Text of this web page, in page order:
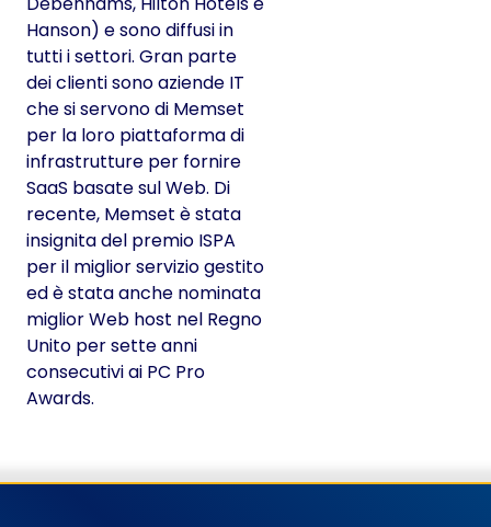
Hanson) e sono diffusi in
tutti i settori. Gran parte
dei clienti sono aziende IT
che si servono di Memset
per la loro piattaforma di
infrastrutture per fornire
SaaS basate sul Web. Di
recente, Memset è stata
insignita del premio ISPA
per il miglior servizio gestito
ed è stata anche nominata
miglior Web host nel Regno
Unito per sette anni
consecutivi ai PC Pro
Awards.